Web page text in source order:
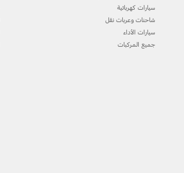
سيارات كهربائية
شاحنات وعربات نقل
سيارات الأداء
جميع المركبات